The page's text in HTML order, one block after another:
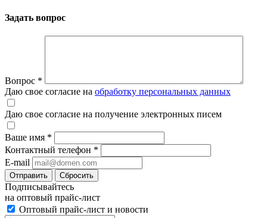
Задать вопрос
Вопрос *
Даю свое согласие на обработку персональных данных
Даю свое согласие на получение электронных писем
Ваше имя *
Контактный телефон *
E-mail
Отправить Сбросить
Подписывайтесь
на оптовый прайс-лист
Оптовый прайс-лист и новости